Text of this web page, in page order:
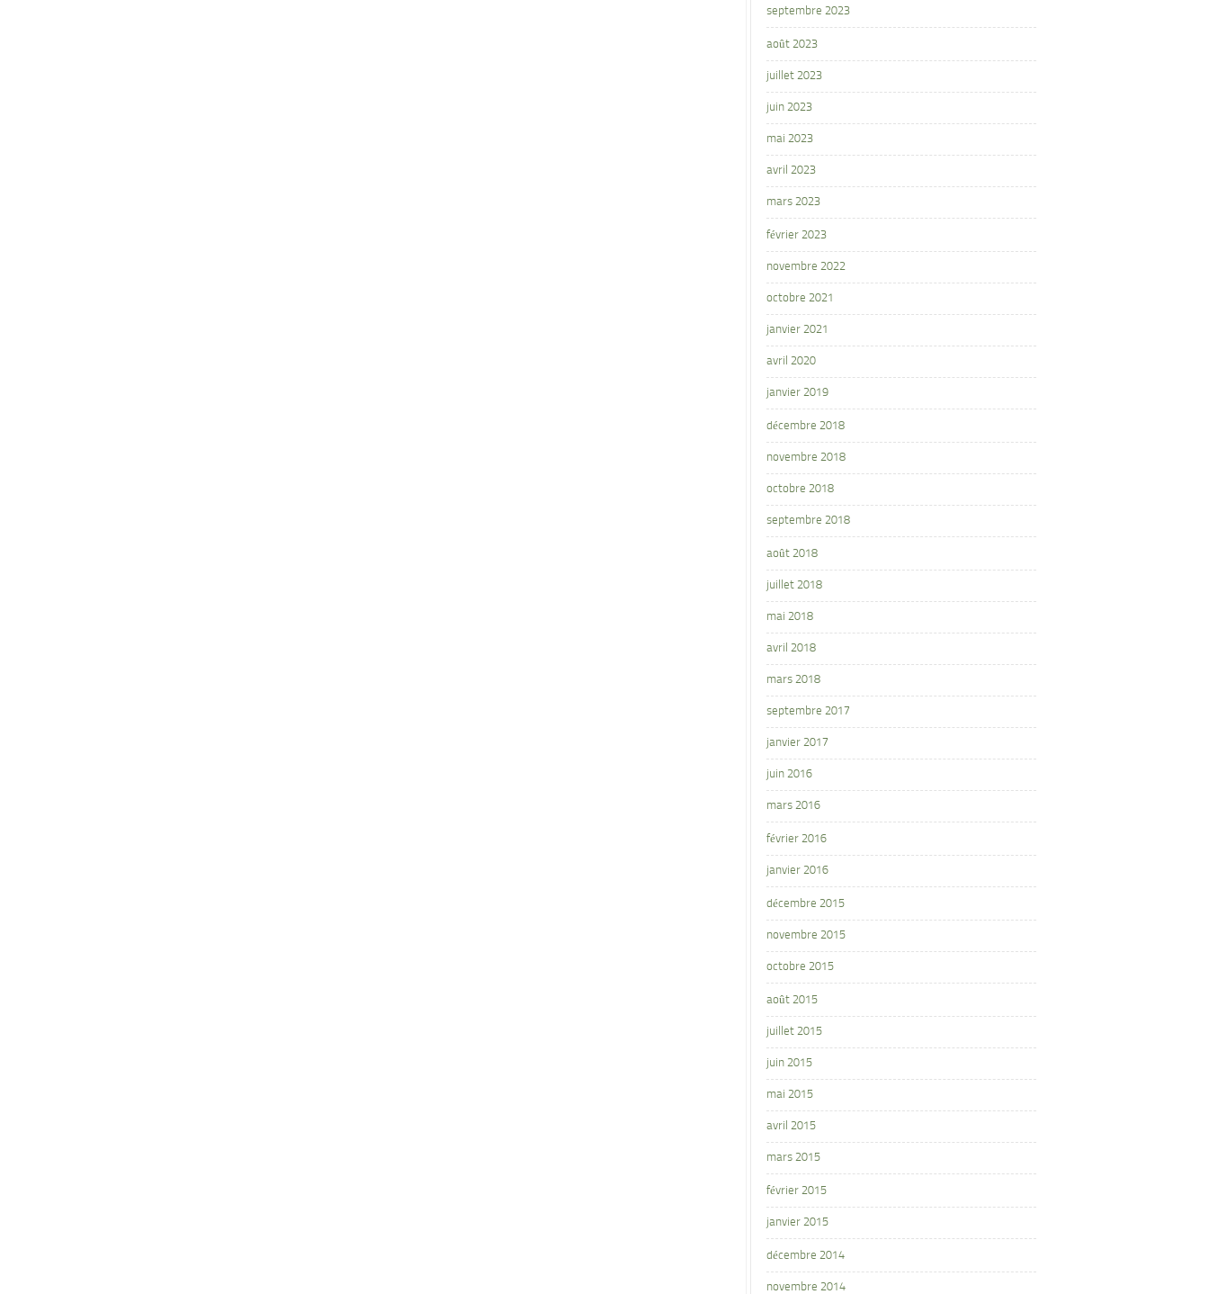
septembre 2023
août 2023
juillet 2023
juin 2023
mai 2023
avril 2023
mars 2023
février 2023
novembre 2022
octobre 2021
janvier 2021
avril 2020
janvier 2019
décembre 2018
novembre 2018
octobre 2018
septembre 2018
août 2018
juillet 2018
mai 2018
avril 2018
mars 2018
septembre 2017
janvier 2017
juin 2016
mars 2016
février 2016
janvier 2016
décembre 2015
novembre 2015
octobre 2015
août 2015
juillet 2015
juin 2015
mai 2015
avril 2015
mars 2015
février 2015
janvier 2015
décembre 2014
novembre 2014